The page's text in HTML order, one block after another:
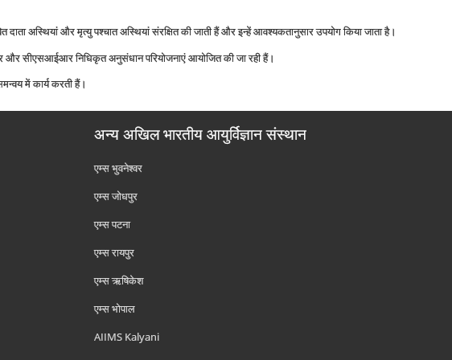
दाता अस्थियां और मृत्‍यु पश्‍चात अस्थियां संरक्षित की जाती हैं और इन्‍हें आवश्‍यकतानुसार उपयोग किया जाता है।
और सीएसआईआर निधिकृत अनुसंधान परियोजनाएं आयोजित की जा रही हैं।
में कार्य करती हैं।
अन्य अखिल भारतीय आयुर्विज्ञान संस्थान
एम्‍स भुवनेश्वर
एम्‍स जोधपुर
एम्‍स पटना
एम्‍स रायपुर
एम्‍स ऋषिकेश
एम्‍स भोपाल
AIIMS Kalyani